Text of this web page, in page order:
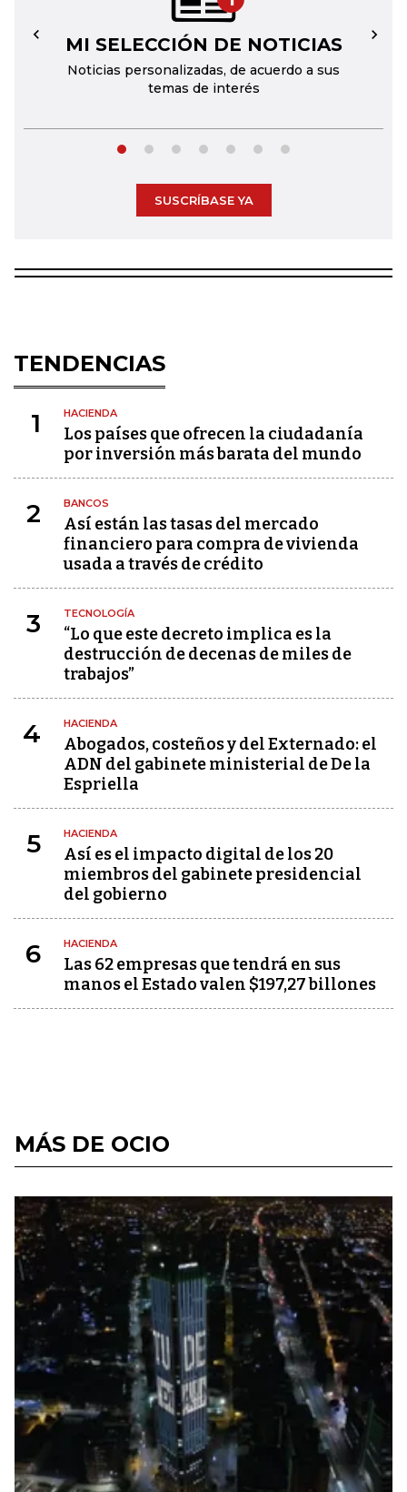
MI SELECCIÓN DE NOTICIAS
Noticias personalizadas, de acuerdo a sus
temas de interés
← →
SUSCRÍBASE YA
TENDENCIAS
1 HACIENDA
Los países que ofrecen la ciudadanía
por inversión más barata del mundo
2 BANCOS
Así están las tasas del mercado
financiero para compra de vivienda
usada a través de crédito
3 TECNOLOGÍA
“Lo que este decreto implica es la
destrucción de decenas de miles de
trabajos”
4 HACIENDA
Abogados, costeños y del Externado: el
ADN del gabinete ministerial de De la
Espriella
5 HACIENDA
Así es el impacto digital de los 20
miembros del gabinete presidencial
del gobierno
6 HACIENDA
Las 62 empresas que tendrá en sus
manos el Estado valen $197,27 billones
MÁS DE OCIO